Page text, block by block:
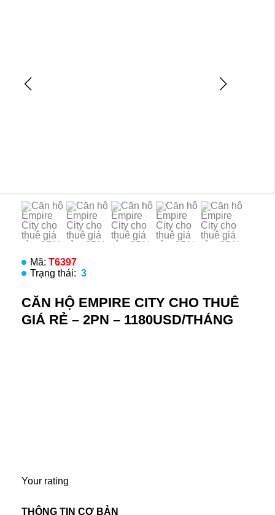
Mã:T6397
Trạng thái:3
CĂN HỘ EMPIRE CITY CHO THUÊ
GIÁ RẺ – 2PN – 1180USD/THÁNG
Your rating
THÔNG TIN CƠ BẢN